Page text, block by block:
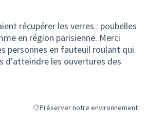
récupérer les verres : poubelles
en région parisienne. Merci
personnes en fauteuil roulant qui
d'atteindre les ouvertures des
Filtrer les résultats de la catégorie
Préserver notre environnement